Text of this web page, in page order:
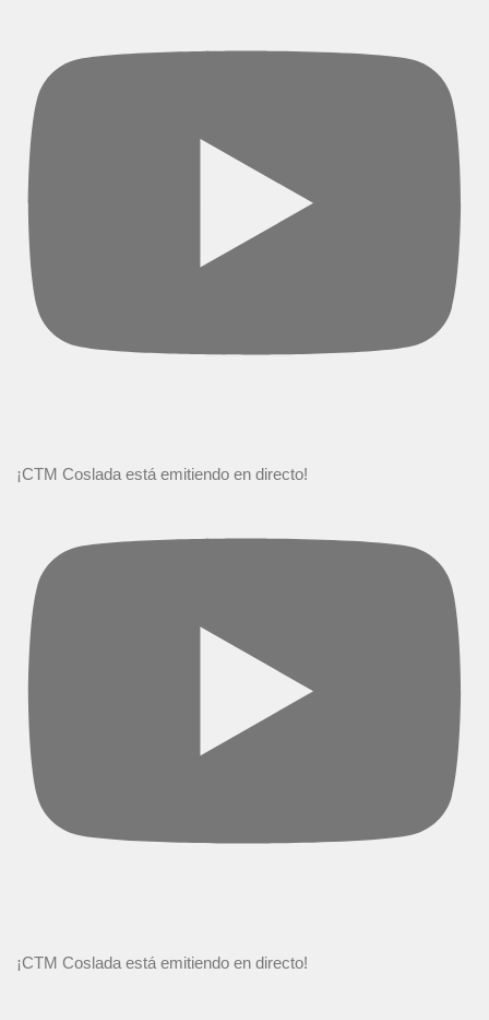
¡CTM Coslada está emitiendo en directo!
¡CTM Coslada está emitiendo en directo!